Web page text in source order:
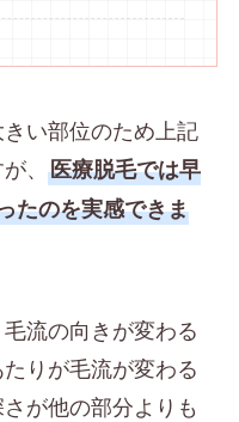
い部位のため上記
、 医療脱毛では早
たのを実感できま
流の向きが変わる
りが毛流が変わる
が他の部分よりも